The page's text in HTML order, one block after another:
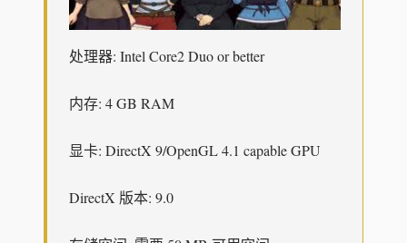
处理器: Intel Core2 Duo or better
内存: 4 GB RAM
显卡: DirectX 9/OpenGL 4.1 capable GPU
DirectX 版本: 9.0